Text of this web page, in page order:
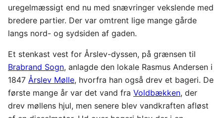
uregelmæssigt end nu med snævringer vekslende med
bredere partier. Der var omtrent lige mange gårde
langs nord- og sydsiden af gaden.
Et stenkast vest for Årslev-dyssen, på grænsen til
Brabrand Sogn, anlagde den lokale Rasmus Andersen i
1847 Årslev Mølle, hvorfra han også drev et bageri. De
første mange år var det vand fra Voldbækken, der
drev møllens hjul, men senere blev vandkraften afløst